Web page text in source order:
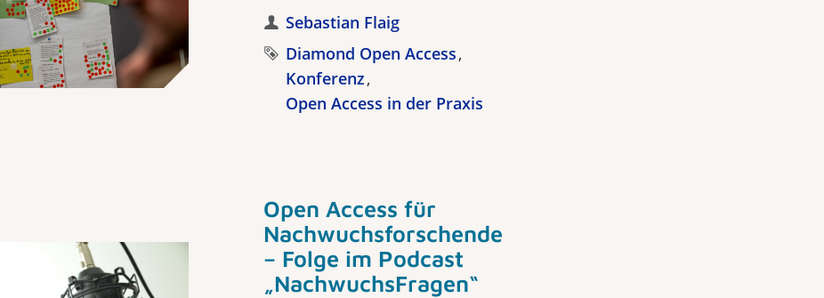
Sebastian Flaig
Diamond Open Access
Konferenz
Open Access in der Praxis
Open Access für
Nachwuchsforschende
– Folge im Podcast
„NachwuchsFragen“